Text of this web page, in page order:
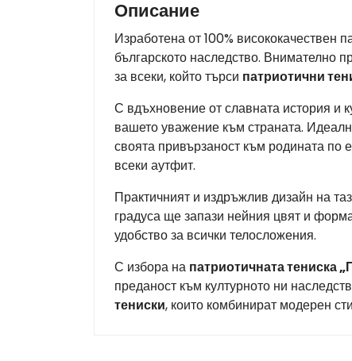
Описание
Изработена от 100% висококачествен
българското наследство. Внимателно
за всеки, който търси патриотични
С вдъхновение от славната история и
вашето уважение към страната.
своята привързаност към родината по
всеки аутфит.
Практичният и издръжлив дизайн на
градуса ще запази нейния цвят и
удобство за всички телосложения.
С избора на патриотичната тениска
преданост към културното ни
тениски, които комбинират модерен